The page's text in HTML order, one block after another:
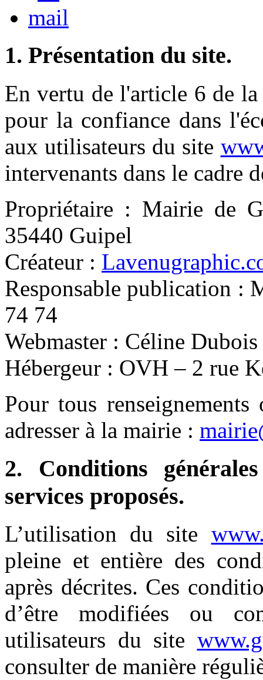
1. Présentation du site.
En vertu de l'article 6 de
pour la confiance dans
aux utilisateurs du site
intervenants dans le cadre
Propriétaire : Mairie de
35440 Guipel
Créateur :
Responsable publication :
74 74
Webmaster : Céline
Hébergeur : OVH – 2 rue
Pour tous
adresser à la mairie :
2. Conditions
services proposés.
L’utilisation du site
pleine et entière des
après décrites. Ces
d’être modifiées ou
utilisateurs du site
consulter de manière